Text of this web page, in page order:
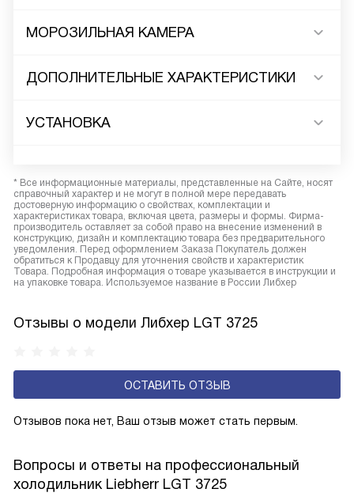
МОРОЗИЛЬНАЯ КАМЕРА
ДОПОЛНИТЕЛЬНЫЕ ХАРАКТЕРИСТИКИ
УСТАНОВКА
* Все информационные материалы, представленные на Сайте, носят
справочный характер и не могут в полной мере передавать
достоверную информацию о свойствах, комплектации и
характеристиках товара, включая цвета, размеры и формы. Фирма-
производитель оставляет за собой право на внесение изменений в
конструкцию, дизайн и комплектацию товара без предварительного
уведомления. Перед оформлением Заказа Покупатель должен
обратиться к Продавцу для уточнения свойств и характеристик
Товара. Подробная информация о товаре указывается в инструкции и
на упаковке товара. Используемое название в России Либхер
Отзывы о модели Либхер LGT 3725
ОСТАВИТЬ ОТЗЫВ
Отзывов пока нет, Ваш отзыв может стать первым.
Вопросы и ответы на профессиональный
холодильник Liebherr LGT 3725